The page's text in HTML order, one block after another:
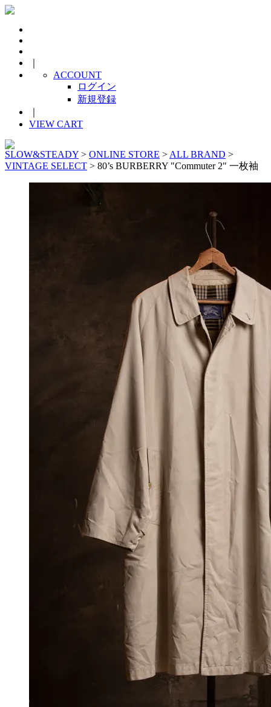
ACCOUNT
ログイン
新規登録
VIEW CART
SLOW&STEADY > ONLINE STORE > ALL BRAND >
VINTAGE SELECT > 80’s BURBERRY "Commuter 2" 一枚袖